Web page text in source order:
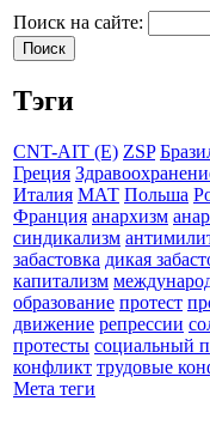
Поиск на сайте:
Тэги
CNT-AIT (E) ZSP
Греция
Италия МАТ Польша
Франция анархизм
синдикализм
забастовка дикая
капитализм
образование протест
движение репрессии
протесты социальный
конфликт трудовые
Мета теги